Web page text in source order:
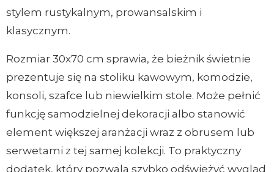
stylem rustykalnym, prowansalskim i
klasycznym.
Rozmiar 30x70 cm sprawia, że bieżnik świetnie
prezentuje się na stoliku kawowym, komodzie,
konsoli, szafce lub niewielkim stole. Może pełnić
funkcję samodzielnej dekoracji albo stanowić
element większej aranżacji wraz z obrusem lub
serwetami z tej samej kolekcji. To praktyczny
dodatek, który pozwala szybko odświeżyć wygląd